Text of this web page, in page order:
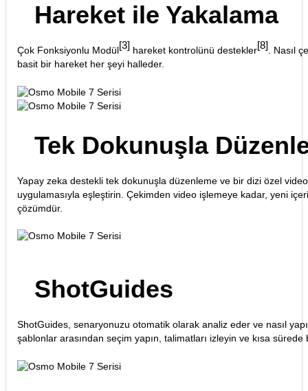
Hareket ile Yakalama
Çok Fonksiyonlu Modül [3] hareket kontrolünü destekler[8]. Nasıl
basit bir hareket her şeyi halleder.
Tek Dokunuşla
Yapay zeka destekli tek dokunuşla düzenleme ve bir dizi özel
uygulamasıyla eşleştirin. Çekimden video işlemeye kadar, yeni
çözümdür.
ShotGuides
ShotGuides, senaryonuzu otomatik olarak analiz eder ve nasıl
şablonlar arasından seçim yapın, talimatları izleyin ve kısa